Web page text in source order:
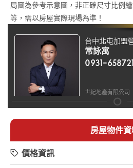
局圖為參考示意圖，非正確尺寸比例
等，需以房屋實際現場為準！
台中北屯加盟
常詠寓
0931-658721
世紀地產有限公司
房屋物件
價格資訊